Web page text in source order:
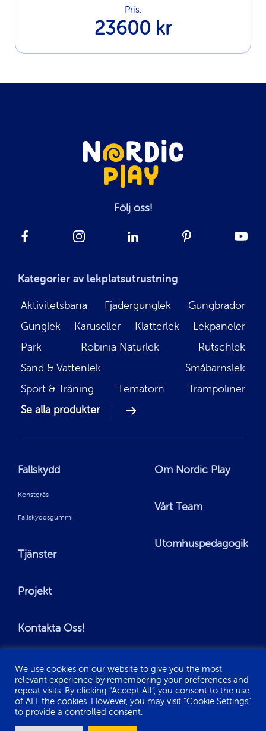
Pris:
23600 kr
Följ oss!
Kategorier av lekplatsutrustning
Aktivitetsbana
Fjädergunglek
Gungbrädor
Gunglek
Karuseller Klätterlek
Lekpaneler
Park
Robinia Naturlek
Rutschlek
Sand & Vattenlek
Småbarnslek
Sport & Träning
Tematorn
Trampoliner
Se alla produkter
Fallskydd
Konstgräs
Fallskyddsgummi
Tjänster
Projekt
Kontakta Oss!
Om Nordic Play
Vårt Team
Utomhuspedagogik
© Copyright 2022 | Nordic Play | All Rights Reserved
We use cookies on our website to give you the most
relevant experience by remembering your preferences and
repeat visits. By clicking “Accept All”, you consent to the use
of ALL the cookies. However, you may visit "Cookie Settings"
to provide a controlled consent.